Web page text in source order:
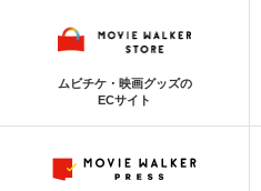
ムビチケ・映画グッズの
ECサイト